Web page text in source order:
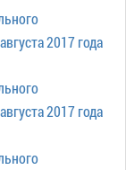
2017 года
2017 года